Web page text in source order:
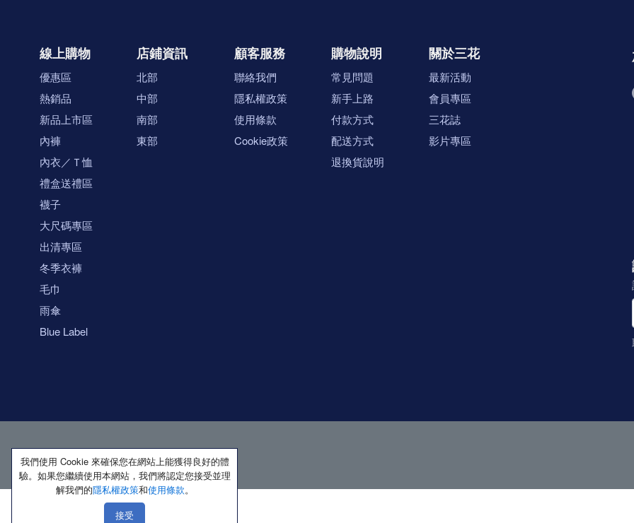
線上購物
優惠區
熱銷品
新品上市區
內褲
內衣／Ｔ恤
禮盒送禮區
襪子
大尺碼專區
出清專區
冬季衣褲
毛巾
雨傘
Blue Label
店鋪資訊
北部
中部
南部
東部
顧客服務
聯絡我們
隱私權政策
使用條款
Cookie政策
購物說明
常見問題
新手上路
付款方式
配送方式
退換貨說明
關於三花
最新活動
會員專區
三花誌
影片專區
著作權所有 保留一切權利
我們使用 Cookie 來確保您在網站上能獲得良好的體
驗。如果您繼續使用本網站，我們將認定您接受並理
解我們的隱私權政策和使用條款。
接受